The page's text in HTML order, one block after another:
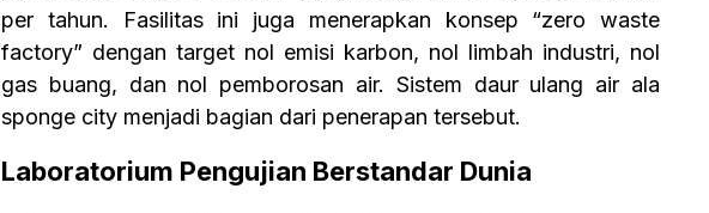
per tahun. Fasilitas ini juga menerapkan konsep “zero waste
factory” dengan target nol emisi karbon, nol limbah industri, nol
gas buang, dan nol pemborosan air. Sistem daur ulang air ala
sponge city menjadi bagian dari penerapan tersebut.
Laboratorium Pengujian Berstandar Dunia